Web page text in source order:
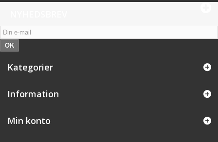
OK
Kategorier
Information
Min konto